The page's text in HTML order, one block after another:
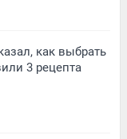
как выбрать
3 рецепта